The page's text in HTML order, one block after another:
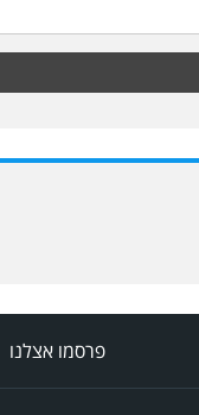
פרסמו אצלנו